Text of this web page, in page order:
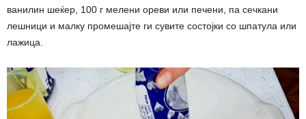
ванилин шеќер, 100 г мелени ореви или печени, па сечкани
лешници и малку промешајте ги сувите состојки со шпатула или
лажица.